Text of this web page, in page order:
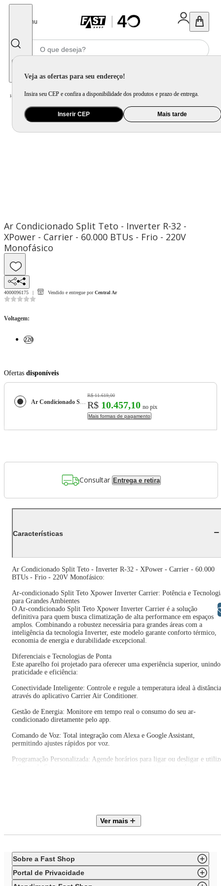
Menu
Veja as ofertas para seu endereço!
Insira seu CEP e confira a disponibilidade dos produtos e prazo de entrega.
Inserir CEP Mais tarde
Home Ar e Ventilação / Ar Condicionado
Ar Condicionado Split Teto - Inverter R-32 -
XPower - Carrier - 60.000 BTUs - Frio - 220V
Monofásico
4000096175 Vendido e entregue por Central Ar
Voltagem:
220
Ofertas disponíveis
Ar Condicionado Split Teto - Inverter R-32 - XPower - Carrier - 60.000 BTUs - Frio - 220V Monofásico
R$ 11.619,00
R$ 10.457,10 no pix
Mais formas de pagamento
Consultar Entrega e retira
Características
Ar Condicionado Split Teto - Inverter R-32 - XPower - Carrier - 60.000
BTUs - Frio - 220V Monofásico:
Ar-condicionado Split Teto Xpower Inverter Carrier: Potência e
para Grandes Ambientes
O Ar-condicionado Split Teto Xpower Inverter Carrier é a solução
definitiva para quem busca climatização de alta performance em espaços
amplos. Combinando a robustez necessária para grandes áreas com a
inteligência da tecnologia Inverter, este modelo garante conforto térmico,
economia de energia e durabilidade excepcional.
Diferenciais e Tecnologias de Ponta
Este aparelho foi projetado para oferecer uma experiência superior, unindo
praticidade e eficiência:
Conectividade Inteligente: Controle e regule a temperatura ideal à distância
através do aplicativo Carrier Air Conditioner.
Gestão de Energia: Monitore em tempo real o consumo do seu ar-
condicionado diretamente pelo app.
Comando de Voz: Total integração com Alexa e Google Assistant,
permitindo ajustes rápidos por voz.
Programação Personalizada: Agende horários para ligar ou desligar e
A Função Oscilar movimenta a saída de ar para evitar jatos diretos,
distribuindo o frescor de forma homogênea.
Ver mais
Sobre a Fast Shop
Portal de Privacidade
Libras